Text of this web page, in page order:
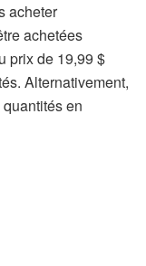
acheter
achetées
prix de 19,99 $
Alternativement,
en